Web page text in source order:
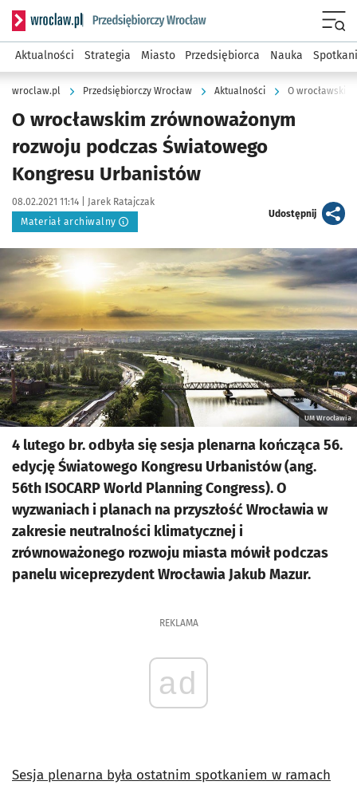
Serwis informacyjny wroclaw.pl podserwis: Strategia
Aktualności Strategia Miasto Przedsiębiorca Nauka
wroclaw.pl Przedsiębiorczy Wrocław Aktualności
O wrocławskim zrównoważonym
rozwoju podczas Światowego
Kongresu Urbanistów
Data publikacji:
08.02.2021 11:14 | Autor:
Jarek Ratajczak
Materiał archiwalny
Udostępnijartykuł
Kliknij, aby powiększyć
UM Wrocławia
4 lutego br. odbyła się sesja plenarna kończąca 56.
edycję Światowego Kongresu Urbanistów (ang.
56th ISOCARP World Planning Congress). O
wyzwaniach i planach na przyszłość Wrocławia w
zakresie neutralności klimatycznej i
zrównoważonego rozwoju miasta mówił podczas
panelu wiceprezydent Wrocławia Jakub Mazur.
REKLAMA
ad
Sesja plenarna była ostatnim spotkaniem w ramach